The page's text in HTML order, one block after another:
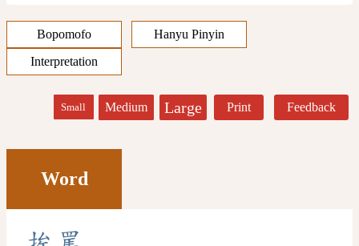
Bopomofo
Hanyu Pinyin
Interpretation
Small Medium Large Print Feedback
Word